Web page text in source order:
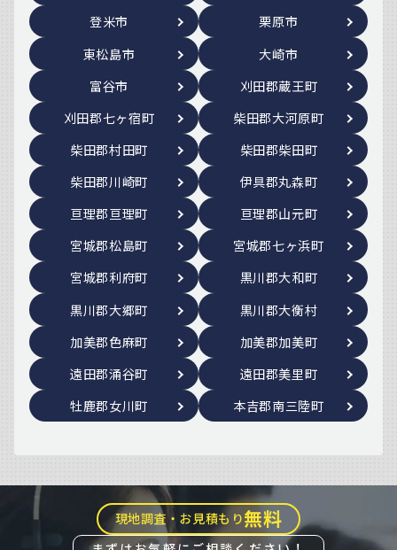
登米市
栗原市
東松島市
大崎市
富谷市
刈田郡蔵王町
刈田郡七ヶ宿町
柴田郡大河原町
柴田郡村田町
柴田郡柴田町
柴田郡川崎町
伊具郡丸森町
亘理郡亘理町
亘理郡山元町
宮城郡松島町
宮城郡七ヶ浜町
宮城郡利府町
黒川郡大和町
黒川郡大郷町
黒川郡大衡村
加美郡色麻町
加美郡加美町
遠田郡涌谷町
遠田郡美里町
牡鹿郡女川町
本吉郡南三陸町
現地調査・お見積もり無料